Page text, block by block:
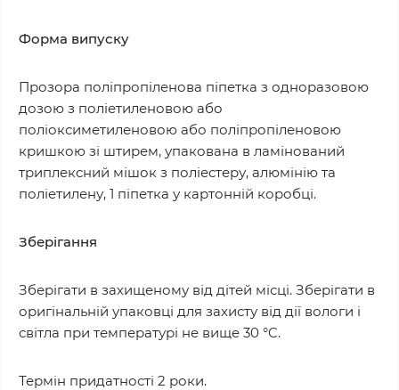
Форма випуску
Прозора поліпропіленова піпетка з одноразовою
дозою з поліетиленовою або
поліоксиметиленовою або поліпропіленовою
кришкою зі штирем, упакована в ламінований
триплексний мішок з поліестеру, алюмінію та
поліетилену, 1 піпетка у картонній коробці.
Зберігання
Зберігати в захищеному від дітей місці. Зберігати в
оригінальній упаковці для захисту від дії вологи і
світла при температурі не вище 30 °C.
Термін придатності 2 роки.